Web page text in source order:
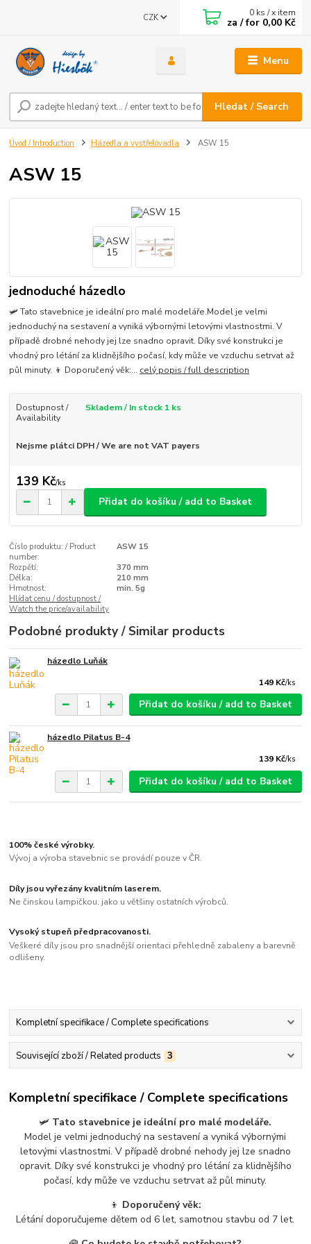
Menu
CZK
Hledat / Search
0 ks / x item
za / for 0,00 Kč
Úvod / Introduction Házedla a vystřelovadla ASW 15
ASW 15
jednoduché házedlo
🛩️ Tato stavebnice je ideální pro malé modeláře.Model je velmi
jednoduchý na sestavení a vyniká výbornými letovými vlastnostmi. V
případě drobné nehody jej lze snadno opravit. Díky své konstrukci je
vhodný pro létání za klidnějšího počasí, kdy může ve vzduchu setrvat až
půl minuty. 👦 Doporučený věk:... celý popis / full description
Dostupnost /
Availability
Skladem / In stock 1 ks
Nejsme plátci DPH / We are not VAT payers
139 Kč/ks
Přidat do košíku / add to Basket
Číslo produktu: / Product
number:
ASW 15
Rozpětí:
370 mm
Délka:
210 mm
Hmotnost:
min. 5g
Hlídat cenu / dostupnost /
Watch the price/availability
Podobné produkty / Similar products
házedlo Luňák
149 Kč/ks
Přidat do košíku / add to Basket
házedlo Pilatus B-4
139 Kč/ks
Přidat do košíku / add to Basket
100% české výrobky.
Vývoj a výroba stavebnic se provádí pouze v ČR.
Díly jsou vyřezány kvalitním laserem.
Ne činskou lampičkou, jako u většiny ostatních výrobců.
Vysoký stupeň předpracovanosti.
Veškeré díly jsou pro snadnější orientaci přehledně zabaleny a barevně
odlišeny.
Kompletní specifikace / Complete specifications
Související zboží / Related products 3
Kompletní specifikace / Complete specifications
🛩️ Tato stavebnice je ideální pro malé modeláře.
Model je velmi jednoduchý na sestavení a vyniká výbornými
letovými vlastnostmi. V případě drobné nehody jej lze snadno
opravit. Díky své konstrukci je vhodný pro létání za klidnějšího
počasí, kdy může ve vzduchu setrvat až půl minuty.
👦 Doporučený věk:
Létání doporučujeme dětem od 6 let, samotnou stavbu od 7 let.